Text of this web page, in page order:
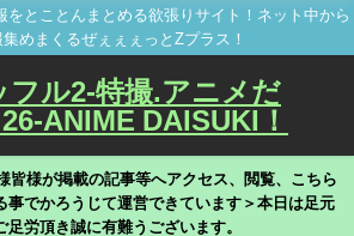
をとことんまとめる欲張りサイト！ネット中から
めまくるぜぇぇぇっとZプラス！
フル2-特撮.アニメだ
ANIME DAISUKI！
皆様が掲載の記事等へアクセス、閲覧、こちら
事でかろうじて運営できています＞本日は足元
足労頂き誠に有難うございます。